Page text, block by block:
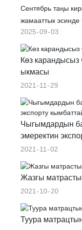
Сентябрь таңы
жамааттык эсинде
коомчулук
сапарына
митингдердин
биздин спорттук
жандуу урмат
агрессиясына
Экинчи Дүйнөлүк
келет. Бул
бейпил жана
2025 09 03
Көз карандысыз
ыкмасы
2021 11 29
Чыгымдардын
эмеректин
2021 11 02
Жазгы
2021 10 20
Туура